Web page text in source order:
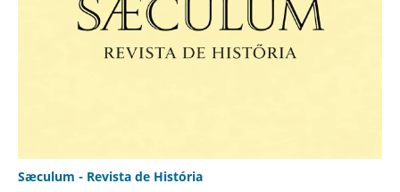
Sæculum - Revista de História